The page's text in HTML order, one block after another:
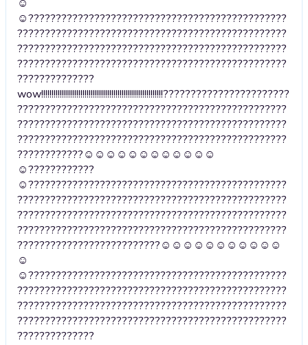
☺
☺???????????????????????????????????????????????
?????????????????????????????????????????????????
?????????????????????????????????????????????????
?????????????????????????????????????????????????
??????????????
wow!!!!!!!!!!!!!!!!!!!!!!!!!!!!!!!!!!!!!!!!!!!!!!!!!!!!!!!!!!!???????????????????????
?????????????????????????????????????????????????
?????????????????????????????????????????????????
?????????????????????????????????????????????????
????????????☺☺☺☺☺☺☺☺☺☺☺☺
☺????????????
☺???????????????????????????????????????????????
?????????????????????????????????????????????????
?????????????????????????????????????????????????
?????????????????????????????????????????????????
??????????????????????????☺☺☺☺☺☺☺☺☺☺☺
☺
☺???????????????????????????????????????????????
?????????????????????????????????????????????????
?????????????????????????????????????????????????
?????????????????????????????????????????????????
??????????????